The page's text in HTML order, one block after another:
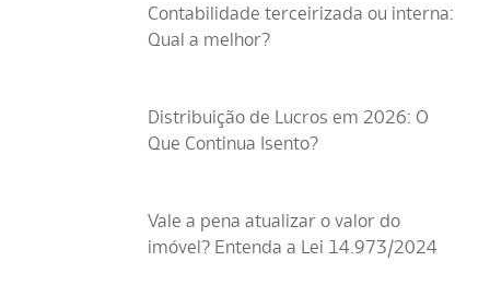
Contabilidade terceirizada ou interna:
Qual a melhor?
Distribuição de Lucros em 2026: O
Que Continua Isento?
Vale a pena atualizar o valor do
imóvel? Entenda a Lei 14.973/2024